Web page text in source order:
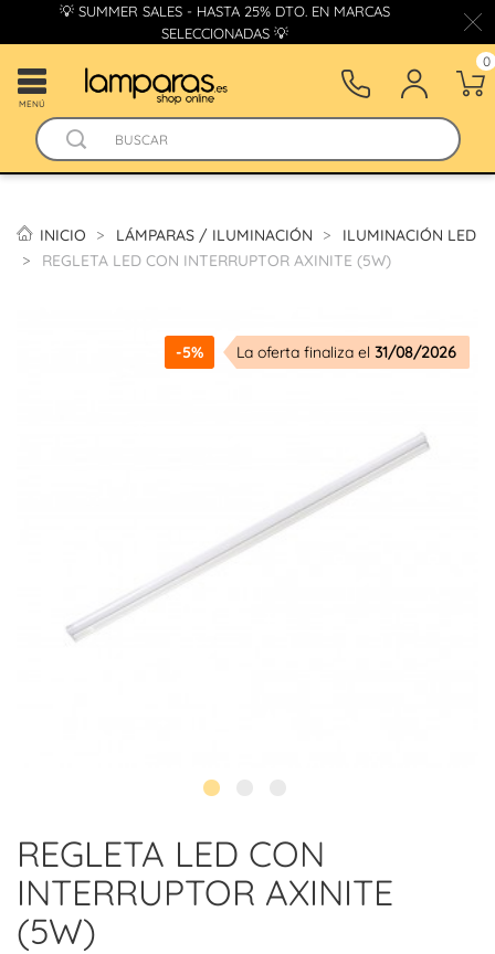
💡 SUMMER SALES - HASTA 25% DTO. EN MARCAS
SELECCIONADAS 💡
MENÚ
0
INICIO LÁMPARAS / ILUMINACIÓN
ILUMINACIÓN LED
REGLETA LED CON INTERRUPTOR AXINITE (5W)
-5% La oferta finaliza el 31/08/2026
REGLETA LED CON
INTERRUPTOR AXINITE
(5W)